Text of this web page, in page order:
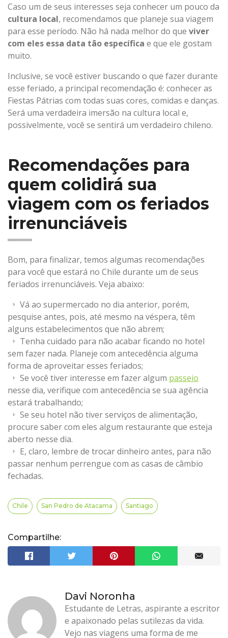
Caso um de seus interesses seja conhecer um pouco da
cultura local, recomendamos que planeje sua viagem
para esse período. Não há nada melhor do que viver
com eles essa data tão específica e que ele gostam
muito.
Inclusive, se você estiver buscando o que fazer durante
esse feriado, a principal recomendação é: conhecer as
Fiestas Pátrias com todas suas cores, comidas e danças.
Será uma verdadeira imersão na cultura local e,
possivelmente, você se sentirá um verdadeiro chileno.
Recomendações para
quem colidirá sua
viagem com os feriados
irrenunciáveis
Bom, para finalizar, temos algumas recomendações
para você que estará no Chile durante um de seus
feriados irrenunciáveis. Veja abaixo:
Vá ao supermercado no dia anterior, porém,
pesquise antes, pois, até mesmo na véspera, têm
alguns estabelecimentos que não abrem;
Tenha cuidado para não acabar ficando no hotel
sem fazer nada. Planeje com antecedência alguma
forma de aproveitar esses feriados;
Se você tiver interesse em fazer algum passeio
nesse dia, verifique com antecedência se sua agência
estará trabalhando;
Se seu hotel não tiver serviços de alimentação,
procure saber com eles algum restaurante que esteja
aberto nesse dia.
E, claro, lembre de trocar dinheiro antes, para não
passar nenhum perrengue com as casas de câmbio
fechadas.
Chile San Pedro de Atacama Santiago
Compartilhe:
Davi Noronha
Estudante de Letras, aspirante a escritor
e apaixonado pelas sutilezas da vida.
Vejo nas viagens uma forma de me